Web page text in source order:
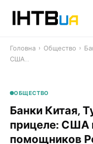
Головна › Общество ›
США…
ОБЩЕСТВО
Банки Китая,
прицеле: США
помощников